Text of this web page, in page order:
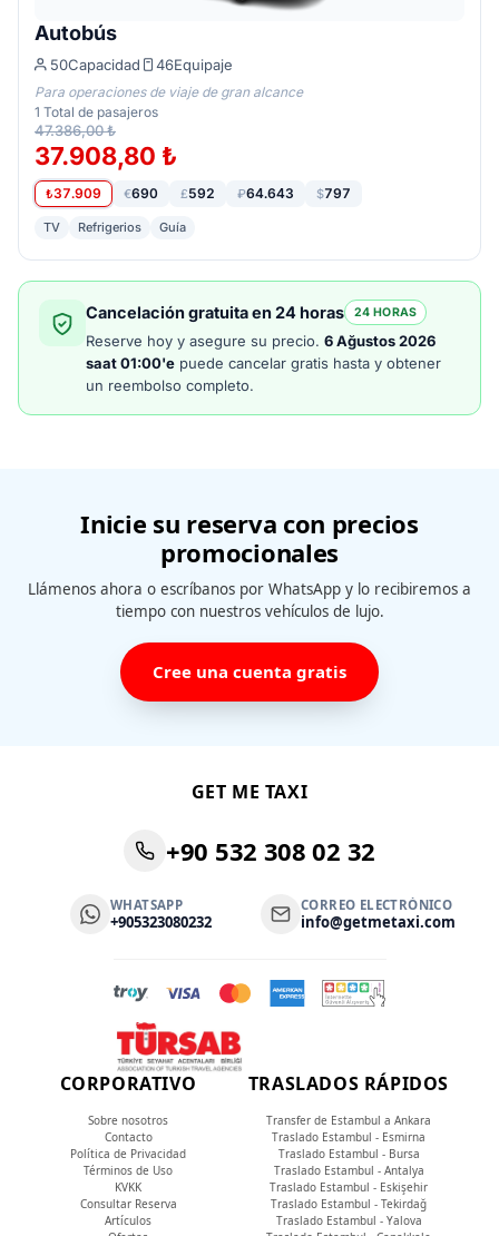
Autobús
50Capacidad 46Equipaje
Para operaciones de viaje de gran alcance
1 Total de pasajeros
47.386,00 ₺
37.908,80 ₺
₺37.909 €690 £592 ₽64.643 $797
TV Refrigerios Guía
Cancelación gratuita en 24 horas 24 HORAS
Reserve hoy y asegure su precio. 6 Ağustos 2026
saat 01:00'e puede cancelar gratis hasta y obtener
un reembolso completo.
Inicie su reserva con precios
promocionales
Llámenos ahora o escríbanos por WhatsApp y lo recibiremos a
tiempo con nuestros vehículos de lujo.
Cree una cuenta gratis
GET ME TAXI
+90 532 308 02 32
WHATSAPP
+905323080232
CORREO ELECTRÓNICO
info@getmetaxi.com
CORPORATIVO
Sobre nosotros
Contacto
Política de Privacidad
Términos de Uso
KVKK
Consultar Reserva
Artículos
TRASLADOS RÁPIDOS
Transfer de Estambul a Ankara
Traslado Estambul - Esmirna
Traslado Estambul - Bursa
Traslado Estambul - Antalya
Traslado Estambul - Eskişehir
Traslado Estambul - Tekirdağ
Traslado Estambul - Yalova